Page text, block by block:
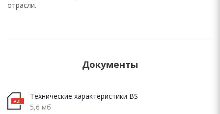
отрасли.
Документы
Технические характеристики BS
5,6 мб